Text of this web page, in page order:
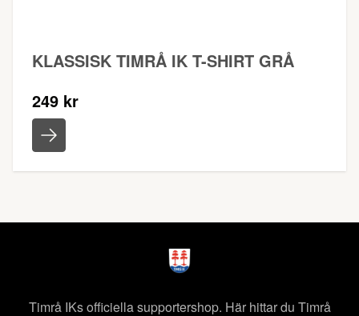
KLASSISK TIMRÅ IK T-SHIRT GRÅ
249 kr
Timrå IKs officiella supportershop. Här hittar du Timrå